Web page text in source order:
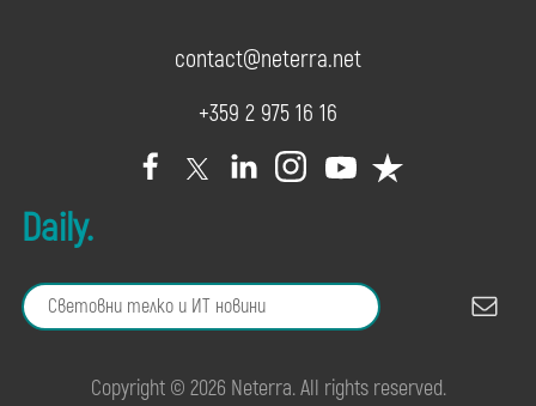
contact@neterra.net
+359 2 975 16 16
Daily.
Copyright © 2026 Neterra. All rights reserved.